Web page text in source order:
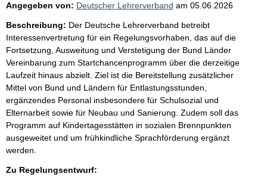
Angegeben von: Deutscher Lehrerverband am 05.06.2026
Beschreibung: Der Deutsche Lehrerverband betreibt
Interessenvertretung für ein Regelungsvorhaben, das auf die
Fortsetzung, Ausweitung und Verstetigung der Bund Länder
Vereinbarung zum Startchancenprogramm über die derzeitige
Laufzeit hinaus abzielt. Ziel ist die Bereitstellung zusätzlicher
Mittel von Bund und Ländern für Entlastungsstunden,
ergänzendes Personal insbesondere für Schulsozial und
Elternarbeit sowie für Neubau und Sanierung. Zudem soll das
Programm auf Kindertagesstätten in sozialen Brennpunkten
ausgeweitet und um frühkindliche Sprachförderung ergänzt
werden.
Zu Regelungsentwurf: